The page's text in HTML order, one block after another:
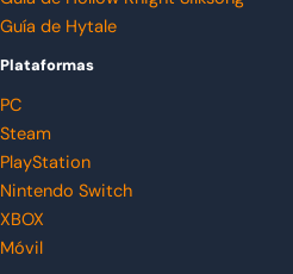
Guía de Hytale
Plataformas
PC
Steam
PlayStation
Nintendo Switch
XBOX
Móvil